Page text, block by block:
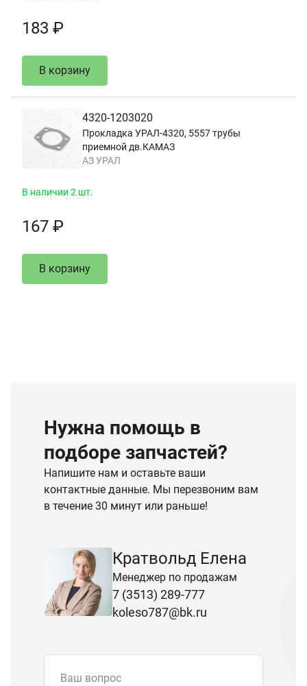
183 ₽
В корзину
4320-1203020
Прокладка УРАЛ-4320, 5557 трубы
приемной дв.КАМАЗ
АЗ УРАЛ
В наличии 2 шт.
167 ₽
В корзину
Нужна помощь в
подборе запчастей?
Напишите нам и оставьте ваши
контактные данные. Мы перезвоним вам
в течение 30 минут или раньше!
Кратвольд Елена
Менеджер по продажам
7 (3513) 289-777
koleso787@bk.ru
Ваш вопрос